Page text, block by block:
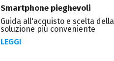
Smartphone pieghevoli
Guida all'acquisto e scelta della
soluzione più conveniente
LEGGI